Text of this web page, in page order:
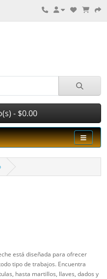
- $0.00
está diseñada para ofrecer
tipo de trabajos. Encuentra
hasta martillos, llaves, dados y